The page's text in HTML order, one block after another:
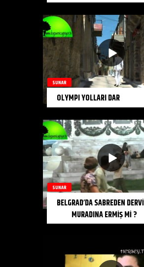
SUNAR
OLYMPI YOLLARI DAR
SUNAR
BELGRAD’DA SABREDEN
MURADINA ERMİŞ Mİ ?